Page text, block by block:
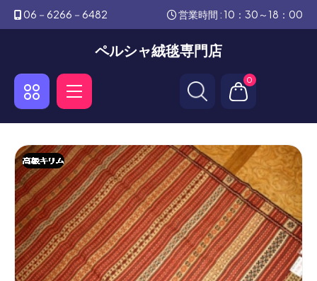
06－6266－6482 営業時間 : 10：30～18：00
ペルシャ絨毯専門店
0